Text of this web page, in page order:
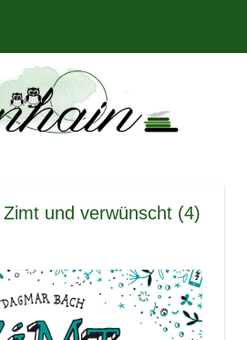
und verwünscht (4)